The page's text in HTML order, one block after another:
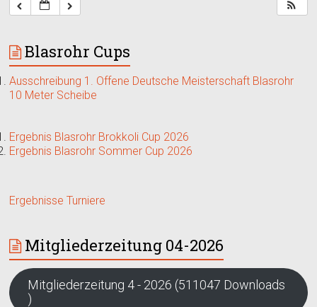
Blasrohr Cups
Ausschreibung 1. Offene Deutsche Meisterschaft Blasrohr
10 Meter Scheibe
Ergebnis Blasrohr Brokkoli Cup 2026
Ergebnis Blasrohr Sommer Cup 2026
Ergebnisse Turniere
Mitgliederzeitung 04-2026
Mitgliederzeitung 4 - 2026 (511047 Downloads
)